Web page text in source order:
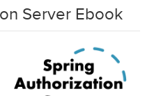
Server Ebook